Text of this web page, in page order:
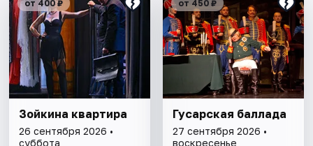
от 400 ₽
Зойкина квартира
26 сентября 2026 •
суббота
от 450 ₽
Гусарская баллада
27 сентября 2026 •
воскресенье